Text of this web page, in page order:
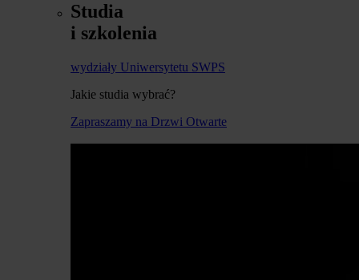
Studia
i szkolenia
wydziały Uniwersytetu SWPS
Jakie studia wybrać?
Zapraszamy na Drzwi Otwarte